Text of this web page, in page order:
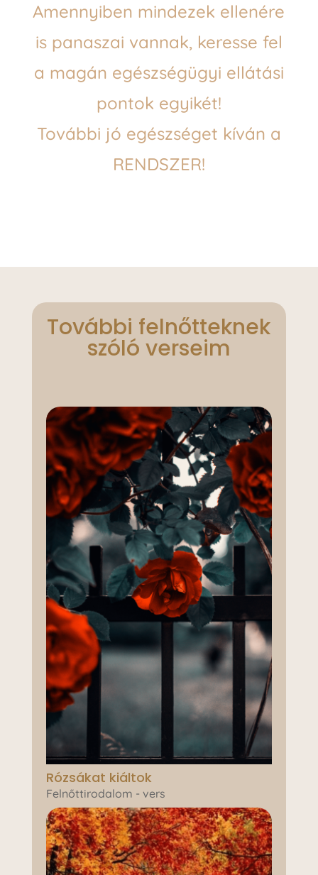
Amennyiben mindezek ellenére
is panaszai vannak, keresse fel
a magán egészségügyi ellátási
pontok egyikét!
További jó egészséget kíván a
RENDSZER!
További felnőtteknek
szóló verseim
Rózsákat kiáltok
Felnőttirodalom - vers